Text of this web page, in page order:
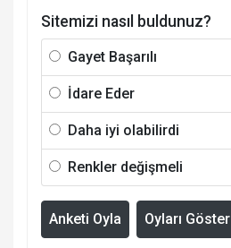
Sitemizi nasıl buldunuz?
Gayet Başarılı
İdare Eder
Daha iyi olabilirdi
Renkler değişmeli
Anketi Oyla Oyları Göster